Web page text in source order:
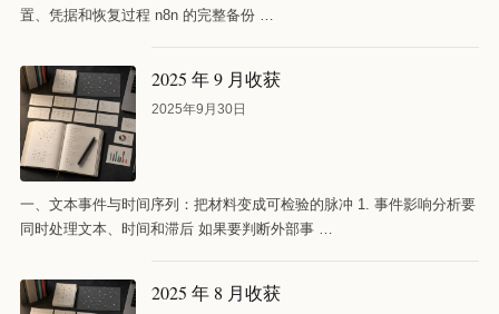
置、凭据和恢复过程 n8n 的完整备份 …
2025 年 9 月收获
2025年9月30日
一、文本事件与时间序列：把材料变成可检验的脉冲 1. 事件影响分析要
同时处理文本、时间和滞后 如果要判断外部事 …
2025 年 8 月收获